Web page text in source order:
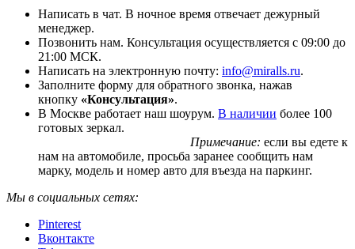
Написать в чат. В ночное время отвечает дежурный
менеджер.
Позвонить нам. Консультация осуществляется с 09:00 до
21:00 МСК.
Написать на электронную почту: info@miralls.ru.
Заполните форму для обратного звонка, нажав
кнопку «Консультация».
В Москве работает наш шоурум. В наличии более 100
готовых зеркал.
Примечание: если вы едете к
нам на автомобиле, просьба заранее сообщить нам
марку, модель и номер авто для въезда на паркинг.
Мы в социальных сетях:
Pinterest
Вконтакте